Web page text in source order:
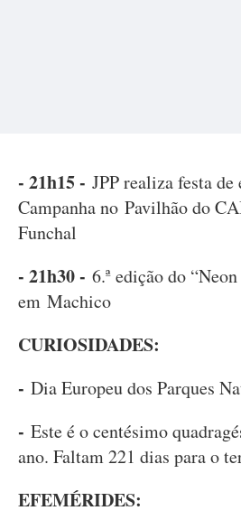
- 21h15 - JPP realiza festa
Campanha no Pavilhão do
Funchal
- 21h30 - 6.ª edição do
em Machico
CURIOSIDADES:
- Dia Europeu dos Parques
- Este é o centésimo
ano. Faltam 221 dias para o
EFEMÉRIDES: